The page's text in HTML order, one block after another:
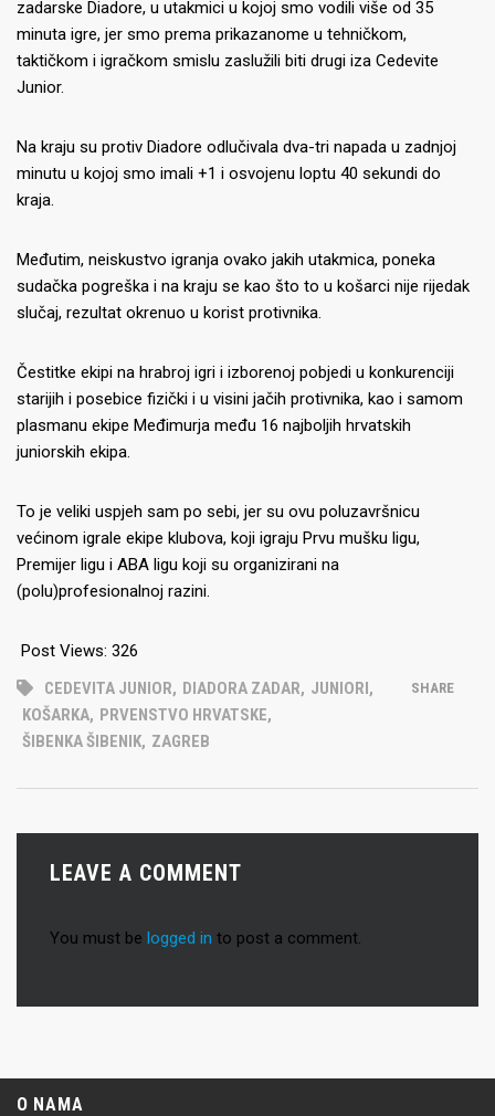
zadarske Diadore, u utakmici u kojoj smo vodili više od 35
minuta igre, jer smo prema prikazanome u tehničkom,
taktičkom i igračkom smislu zaslužili biti drugi iza Cedevite
Junior.
Na kraju su protiv Diadore odlučivala dva-tri napada u zadnjoj
minutu u kojoj smo imali +1 i osvojenu loptu 40 sekundi do
kraja.
Međutim, neiskustvo igranja ovako jakih utakmica, poneka
sudačka pogreška i na kraju se kao što to u košarci nije rijedak
slučaj, rezultat okrenuo u korist protivnika.
Čestitke ekipi na hrabroj igri i izborenoj pobjedi u konkurenciji
starijih i posebice fizički i u visini jačih protivnika, kao i samom
plasmanu ekipe Međimurja među 16 najboljih hrvatskih
juniorskih ekipa.
To je veliki uspjeh sam po sebi, jer su ovu poluzavršnicu
većinom igrale ekipe klubova, koji igraju Prvu mušku ligu,
Premijer ligu i ABA ligu koji su organizirani na
(polu)profesionalnoj razini.
Post Views: 326
CEDEVITA JUNIOR, DIADORA ZADAR, JUNIORI,
KOŠARKA, PRVENSTVO HRVATSKE,
ŠIBENKA ŠIBENIK, ZAGREB
SHARE
LEAVE A COMMENT
You must be logged in to post a comment.
O NAMA